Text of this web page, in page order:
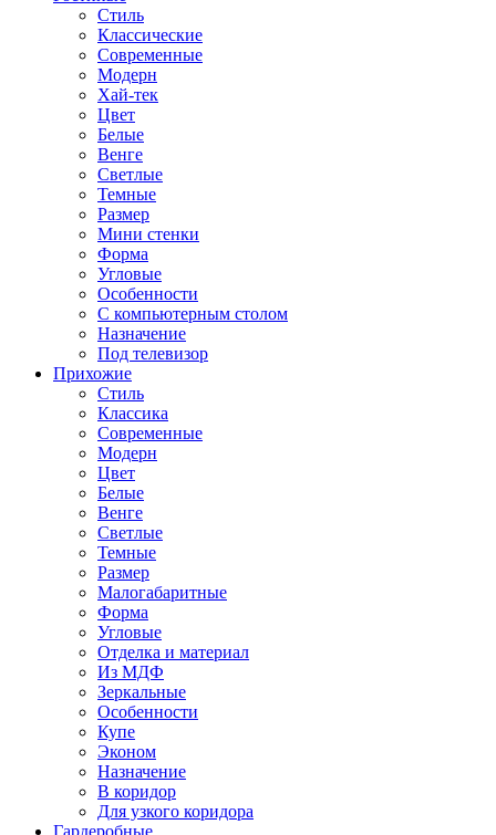
Стиль
Классические
Современные
Модерн
Хай-тек
Цвет
Белые
Венге
Светлые
Темные
Размер
Мини стенки
Форма
Угловые
Особенности
С компьютерным столом
Назначение
Под телевизор
Прихожие
Стиль
Классика
Современные
Модерн
Цвет
Белые
Венге
Светлые
Темные
Размер
Малогабаритные
Форма
Угловые
Отделка и материал
Из МДФ
Зеркальные
Особенности
Купе
Эконом
Назначение
В коридор
Для узкого коридора
Гардеробные